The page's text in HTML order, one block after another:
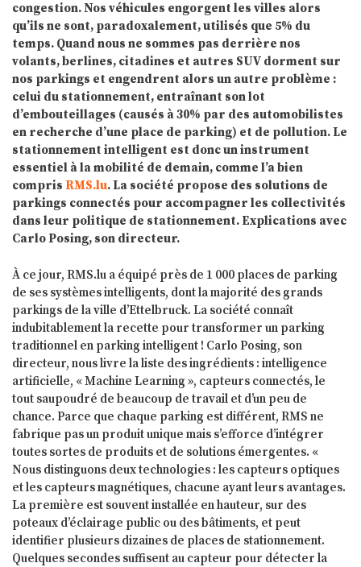
congestion. Nos véhicules engorgent les villes alors
qu’ils ne sont, paradoxalement, utilisés que 5% du
temps. Quand nous ne sommes pas derrière nos
volants, berlines, citadines et autres SUV dorment sur
nos parkings et engendrent alors un autre problème :
celui du stationnement, entraînant son lot
d’embouteillages (causés à 30% par des automobilistes
en recherche d’une place de parking) et de pollution. Le
stationnement intelligent est donc un instrument
essentiel à la mobilité de demain, comme l’a bien
compris RMS.lu. La société propose des solutions de
parkings connectés pour accompagner les collectivités
dans leur politique de stationnement. Explications avec
Carlo Posing, son directeur.
À ce jour, RMS.lu a équipé près de 1 000 places de parking
de ses systèmes intelligents, dont la majorité des grands
parkings de la ville d’Ettelbruck. La société connaît
indubitablement la recette pour transformer un parking
traditionnel en parking intelligent ! Carlo Posing, son
directeur, nous livre la liste des ingrédients : intelligence
artificielle, « Machine Learning », capteurs connectés, le
tout saupoudré de beaucoup de travail et d’un peu de
chance. Parce que chaque parking est différent, RMS ne
fabrique pas un produit unique mais s’efforce d’intégrer
toutes sortes de produits et de solutions émergentes. «
Nous distinguons deux technologies : les capteurs optiques
et les capteurs magnétiques, chacune ayant leurs avantages.
La première est souvent installée en hauteur, sur des
poteaux d’éclairage public ou des bâtiments, et peut
identifier plusieurs dizaines de places de stationnement.
Quelques secondes suffisent au capteur pour détecter la